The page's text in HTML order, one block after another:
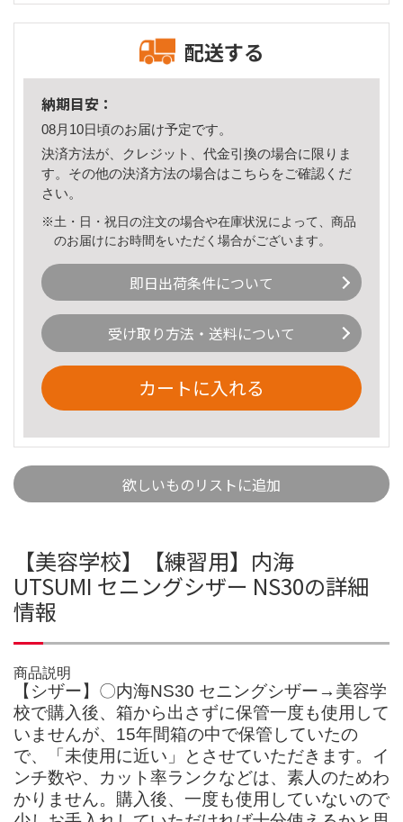
配送する
納期目安：
08月10日頃のお届け予定です。
決済方法が、クレジット、代金引換の場合に限りま
す。その他の決済方法の場合はこちら をご確認くだ
さい。
※土・日・祝日の注文の場合や在庫状況によって、商品
のお届けにお時間をいただく場合がございます。
即日出荷条件について
受け取り方法・送料について
カートに入れる
欲しいものリストに追加
【美容学校】【練習用】内海
UTSUMI セニングシザー NS30の詳細
情報
商品説明
【シザー】〇内海NS30 セニングシザー→美容学
校で購入後、箱から出さずに保管一度も使用して
いませんが、15年間箱の中で保管していたの
で、「未使用に近い」とさせていただきます。イ
ンチ数や、カット率ランクなどは、素人のためわ
かりません。購入後、一度も使用していないので